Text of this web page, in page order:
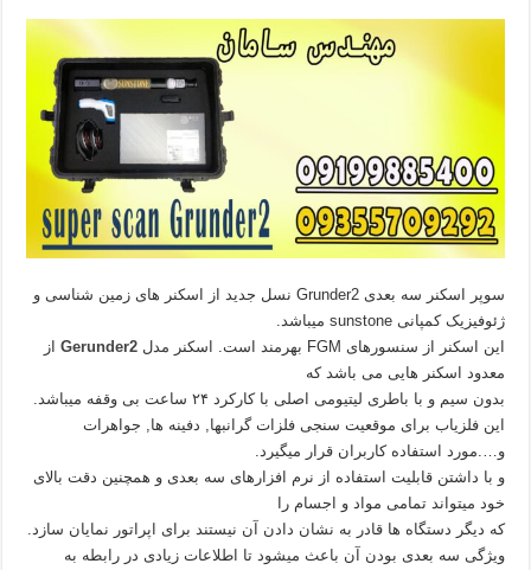
سوپر اسکنر سه بعدی Grunder2 نسل جدید از اسکنر های زمین شناسی و
ژئوفیزیک کمپانی sunstone میباشد.
این اسکنر از سنسورهای FGM بهرمند است. اسکنر مدل
Gerunder2 از
معدود اسکنر‌ هایی می باشد که
بدون سیم و با باطری لیتیومی اصلی با کارکرد ۲۴ ساعت بی وقفه میباشد.
این فلزیاب برای موقعیت سنجی فلزات گرانبها, دفینه ها, جواهرات
و….مورد استفاده کاربران قرار میگیرد.
و با داشتن قابلیت استفاده از نرم افزارهای سه بعدی و همچنین دقت بالای
خود میتواند تمامی مواد و اجسام را
که دیگر دستگاه ها قادر به نشان دادن آن نیستند برای اپراتور نمایان سازد.
ویژگی سه بعدی بودن آن باعث میشود تا اطلاعات زیادی در رابطه به